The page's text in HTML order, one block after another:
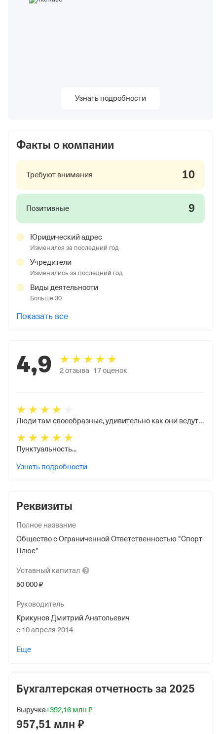
Реквизиты
Полное название
Общество с Ограниченной Ответственностью "Спорт
Плюс"
Уставный капитал
50 000 ₽
Руководитель
Крикунов Дмитрий Анатольевич
с 10 апреля 2014
Закрытый Паевой Инвестиционный
Компания "Основание"
Айрапетян Нуне Давидовна
Еще
Бухгалтерская отчетность за 2025
Выручка+392,16 млн ₽
957,51 млн ₽
Узнать подробности
Факты о компании
Требуют внимания 10
Позитивные 9
Юридический адрес
Изменился за последний год
Учредители
Изменились за последний год
Виды деятельности
Больше 30
Показать все
4,9 2отзыва 17оценок
Люди там своеобразные, удивительно как они ведут бизнес, клиентоориентированность плохая; по выплатам всегда все четко, бухгалтерия отрабатывает очень хорошо.
Пунктуальность...
Узнать подробности